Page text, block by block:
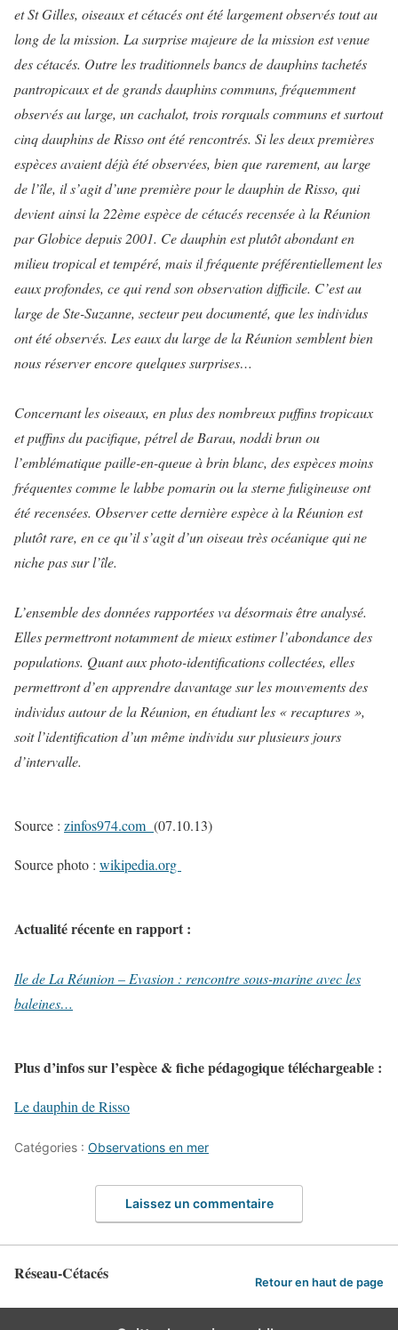
et St Gilles, oiseaux et cétacés ont été largement observés tout au
long de la mission. La surprise majeure de la mission est venue
des cétacés. Outre les traditionnels bancs de dauphins tachetés
pantropicaux et de grands dauphins communs, fréquemment
observés au large, un cachalot, trois rorquals communs et surtout
cinq dauphins de Risso ont été rencontrés. Si les deux premières
espèces avaient déjà été observées, bien que rarement, au large
de l’île, il s’agit d’une première pour le dauphin de Risso, qui
devient ainsi la 22ème espèce de cétacés recensée à la Réunion
par Globice depuis 2001. Ce dauphin est plutôt abondant en
milieu tropical et tempéré, mais il fréquente préférentiellement les
eaux profondes, ce qui rend son observation difficile. C’est au
large de Ste-Suzanne, secteur peu documenté, que les individus
ont été observés. Les eaux du large de la Réunion semblent bien
nous réserver encore quelques surprises…
Concernant les oiseaux, en plus des nombreux puffins tropicaux
et puffins du pacifique, pétrel de Barau, noddi brun ou
l’emblématique paille-en-queue à brin blanc, des espèces moins
fréquentes comme le labbe pomarin ou la sterne fuligineuse ont
été recensées. Observer cette dernière espèce à la Réunion est
plutôt rare, en ce qu’il s’agit d’un oiseau très océanique qui ne
niche pas sur l’île.
L’ensemble des données rapportées va désormais être analysé.
Elles permettront notamment de mieux estimer l’abondance des
populations. Quant aux photo-identifications collectées, elles
permettront d’en apprendre davantage sur les mouvements des
individus autour de la Réunion, en étudiant les « recaptures »,
soit l’identification d’un même individu sur plusieurs jours
d’intervalle.
Source : zinfos974.com (07.10.13)
Source photo : wikipedia.org
Actualité récente en rapport :
Ile de La Réunion – Evasion : rencontre sous-marine avec les
baleines…
Plus d’infos sur l’espèce & fiche pédagogique téléchargeable :
Le dauphin de Risso
Catégories : Observations en mer
Laissez un commentaire
Réseau-Cétacés Retour en haut de page